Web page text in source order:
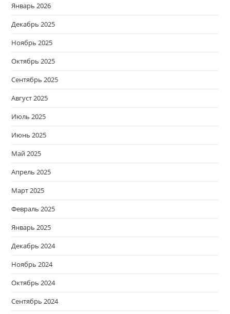
Январь 2026
Декабрь 2025
Ноябрь 2025
Октябрь 2025
Сентябрь 2025
Август 2025
Июль 2025
Июнь 2025
Май 2025
Апрель 2025
Март 2025
Февраль 2025
Январь 2025
Декабрь 2024
Ноябрь 2024
Октябрь 2024
Сентябрь 2024